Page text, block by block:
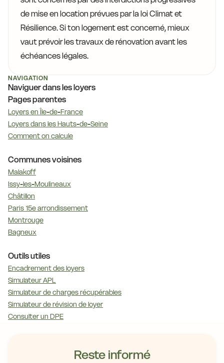
de mise en location prévues par la loi Climat et
Résilience. Si ton logement est concerné, mieux
vaut prévoir les travaux de rénovation avant les
échéances légales.
NAVIGATION
Naviguer dans les loyers
Pages parentes
Loyers en Île-de-France
Loyers dans les Hauts-de-Seine
Comment on calcule
Communes voisines
Malakoff
Issy-les-Moulineaux
Châtillon
Paris 15e arrondissement
Montrouge
Bagneux
Outils utiles
Encadrement des loyers
Simulateur APL
Simulateur de charges récupérables
Simulateur de révision de loyer
Consulter un DPE
Reste informé